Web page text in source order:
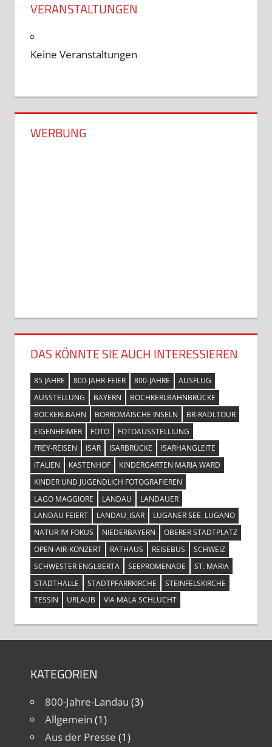
VERANSTALTUNGEN
Keine Veranstaltungen
WERBUNG
DAS KÖNNTE SIE AUCH INTERESSIEREN
85 JAHRE 800-JAHR-FEIER 800-JAHRE
AUSFLUG
AUSSTELLUNG
BAYERN
BOCHKERLBAHNBRÜCKE
BOCKERLBAHN
BORROMÄISCHE INSELN
BR-RADLTOUR
EIGENHEIMER
FOTO
FOTOAUSSTELLIUNG
FREY-REISEN
ISAR ISARBRÜCKE
ISARHANGLEITE
ITALIEN
KASTENHOF
KINDERGARTEN MARIA WARD
KINDER UND JUGENDLICH FOTOGRAFIEREN
LAGO MAGGIORE
LANDAU
LANDAUER
LANDAU FEIERT
LANDAU_ISAR
LUGANER SEE. LUGANO
NATUR IM FOKUS
NIEDERBAYERN
OBERER STADTPLATZ
OPEN-AIR-KONZERT
RATHAUS REISEBUS
SCHWEIZ
SCHWESTER ENGLBERTA
SEEPROMENADE
ST. MARIA
STADTHALLE
STADTPFARRKIRCHE
STEINFELSKIRCHE
TESSIN
URLAUB VIA MALA SCHLUCHT
KATEGORIEN
800-Jahre-Landau (3)
Allgemein (1)
Aus der Presse (1)